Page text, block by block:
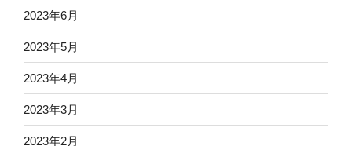
2023年6月
2023年5月
2023年4月
2023年3月
2023年2月